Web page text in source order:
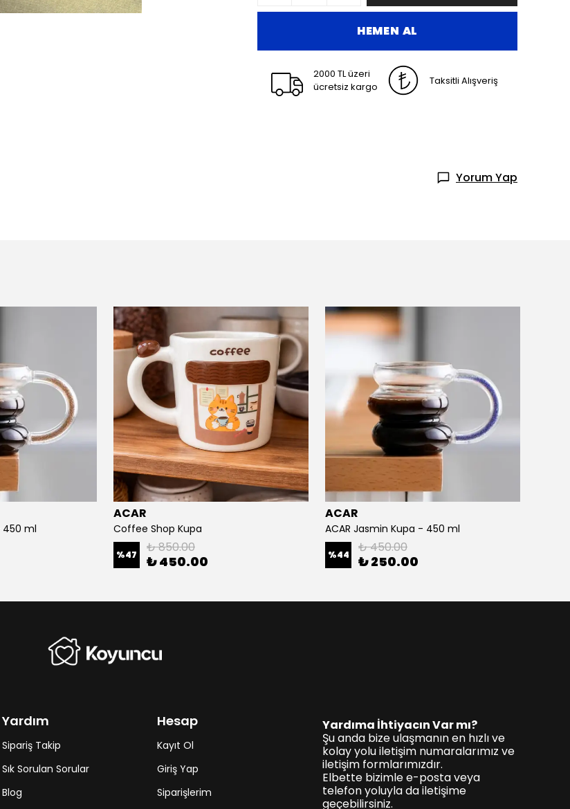
HEMEN AL
2000 TL üzeri
ücretsiz kargo
Taksitli Alışveriş
Yorum Yap
450 ml
ACAR
Coffee Shop Kupa
%47 ₺ 850.00
₺ 450.00
ACAR
ACAR Jasmin Kupa - 450 ml
%44 ₺ 450.00
₺ 250.00
Yardım
Sipariş Takip
Sık Sorulan Sorular
Blog
Hesap
Kayıt Ol
Giriş Yap
Siparişlerim
Yardıma İhtiyacın Var mı?
Şu anda bize ulaşmanın en hızlı ve
kolay yolu iletişim numaralarımız ve
iletişim formlarımızdır.
Elbette bizimle e-posta veya
telefon yoluyla da iletişime
geçebilirsiniz.